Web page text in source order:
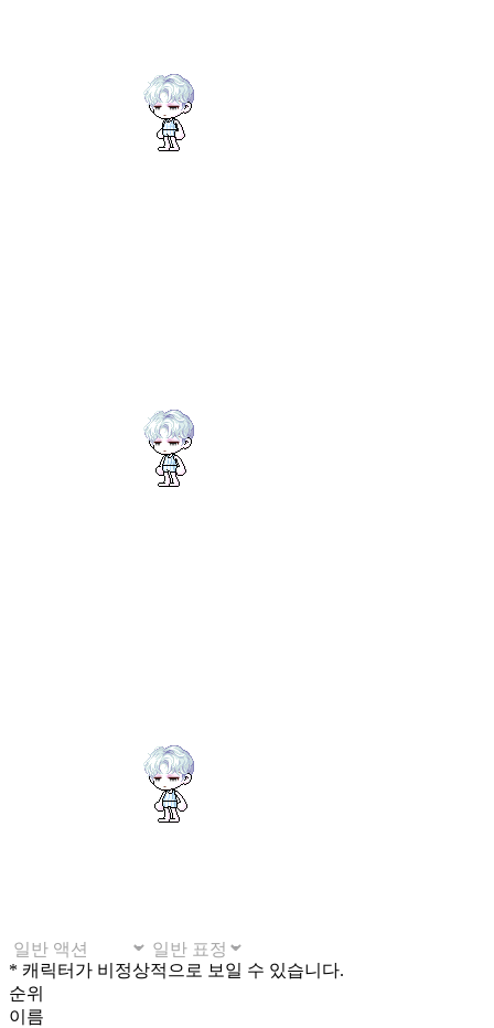
* 캐릭터가 비정상적으로 보일 수 있습니다.
순위
이름